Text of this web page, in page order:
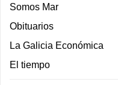
Somos Mar
Obituarios
La Galicia Económica
El tiempo